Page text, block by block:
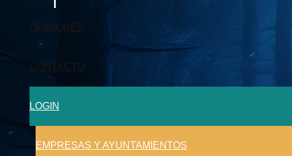
OPINIONES
CONTACTO
LOGIN
EMPRESAS Y AYUNTAMIENTOS